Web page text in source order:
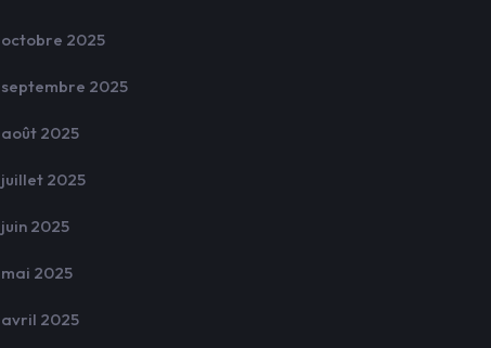
octobre 2025
septembre 2025
août 2025
juillet 2025
juin 2025
mai 2025
avril 2025